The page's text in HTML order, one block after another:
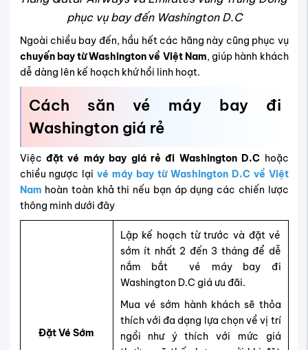
phục vụ bay đến Washington D.C
Ngoài chiều bay đến, hầu hết các hãng này cũng phục vụ
chuyến bay từ Washington về Việt Nam, giúp hành khách
dễ dàng lên kế hoạch khứ hồi linh hoạt.
Cách săn vé máy bay đi
Washington giá rẻ
Việc đặt vé máy bay giá rẻ đi Washington D.C hoặc
chiều ngược lạivé máy bay từ Washington D.C về Việt
Nam hoàn toàn khả thi nếu bạn áp dụng các chiến lược
thông minh dưới đây
Đặt Vé Sớm
Lập kế hoạch từ trước và đặt vé
sớm ít nhất 2 đến 3 tháng để dễ
nắm bắt vé máy bay đi
Washington D.C giá ưu đãi.
Mua vé sớm hành khách sẽ thỏa
thích với đa dạng lựa chọn về vị trí
ngồi như ý thích với mức giá